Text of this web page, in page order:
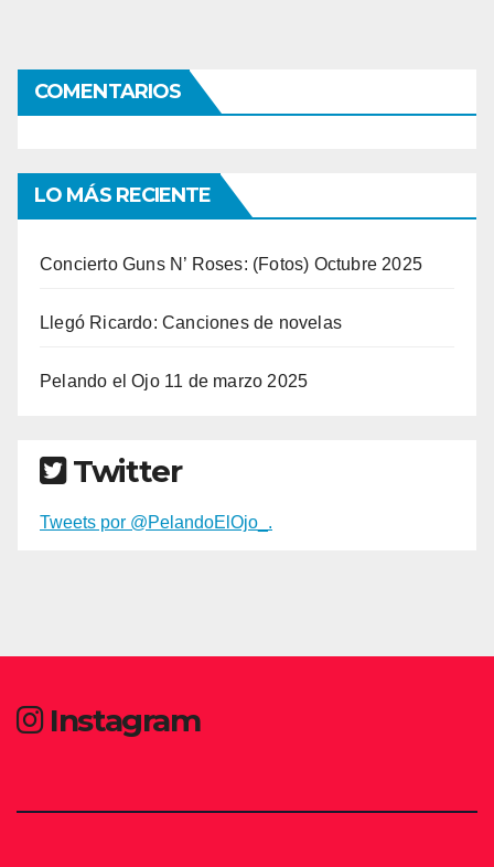
COMENTARIOS
LO MÁS RECIENTE
Concierto Guns N’ Roses: (Fotos) Octubre 2025
Llegó Ricardo: Canciones de novelas
Pelando el Ojo 11 de marzo 2025
Twitter
Tweets por @PelandoElOjo_.
Instagram